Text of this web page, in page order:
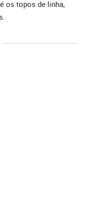
os topos de linha,